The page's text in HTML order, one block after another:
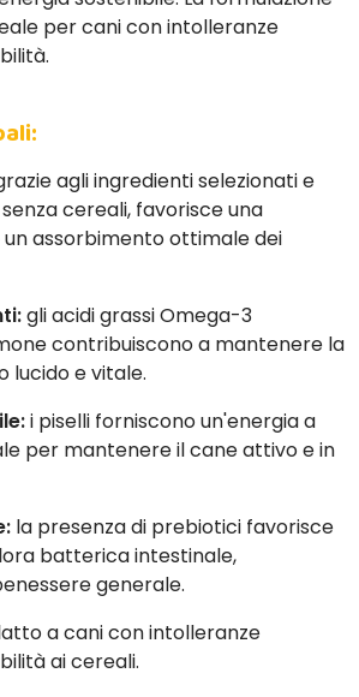
per cani con intolleranze
agli ingredienti selezionati e
cereali, favorisce una
un assorbimento ottimale dei
gli acidi grassi Omega-3
contribuiscono a mantenere la
lucido e vitale.
i piselli forniscono un'energia a
per mantenere il cane attivo e in
la presenza di prebiotici favorisce
batterica intestinale,
generale.
a cani con intolleranze
ai cereali.